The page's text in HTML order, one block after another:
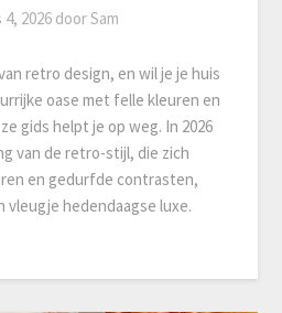
2026 doorSam
retro design, en wil je je huis
oase met felle kleuren en
gids helpt je op weg. In 2026
van de retro-stijl, die zich
en gedurfde contrasten,
vleugje hedendaagse luxe.